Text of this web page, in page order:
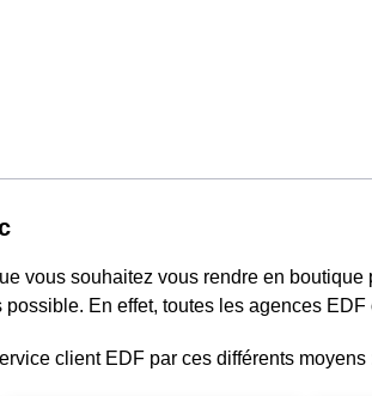
vous souhaitez vous rendre en boutique
En effet, toutes les agences EDF
client EDF par ces différents moyens